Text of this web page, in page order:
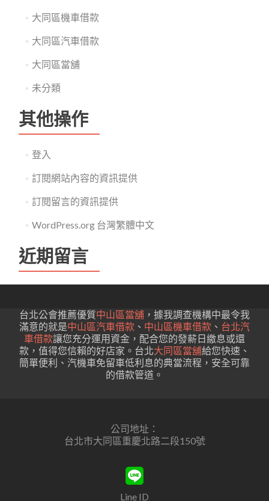
大同區機車借款
大同區汽車借款
大同區當舖
未分類
其他操作
登入
訂閱網站內容的資訊提供
訂閱留言的資訊提供
WordPress.org 台灣繁體中文
近期留言
台北公會推薦優質中山區當舖 ，據我調查機構中最令我
滿意的就是中山區汽車借款 、 中山區機車借款 、 台北汽
車借款讓您充分運用資金，配合您的發薪日繳息或還
款，值得您信賴的好店家。台北大同區當舖給您快速、
簡單便利、汽機車免留車低利息的典當流程，安全可靠
的借款管道。
公司地址：
台北市大同區重慶北路二段150號
Line ID